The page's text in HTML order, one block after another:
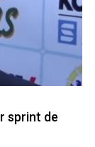
sprint de